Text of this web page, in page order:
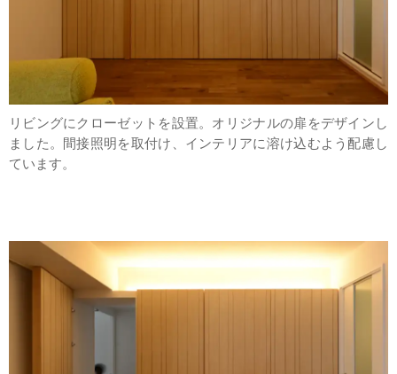
リビングにクローゼットを設置。オリジナルの扉をデザインし
ました。間接照明を取付け、インテリアに溶け込むよう配慮し
ています。